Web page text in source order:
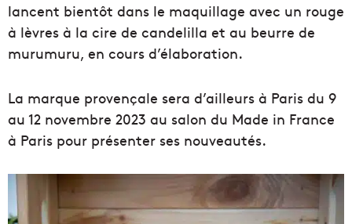
lancent bientôt dans le maquillage avec un rouge
à lèvres à la cire de candelilla et au beurre de
murumuru, en cours d’élaboration.
La marque provençale sera d’ailleurs à Paris du 9
au 12 novembre 2023 au salon du Made in France
à Paris pour présenter ses nouveautés.